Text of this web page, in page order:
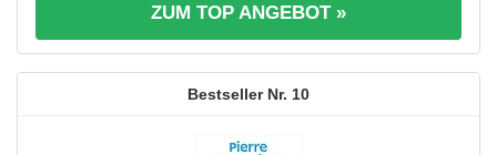
ZUM TOP ANGEBOT »
10